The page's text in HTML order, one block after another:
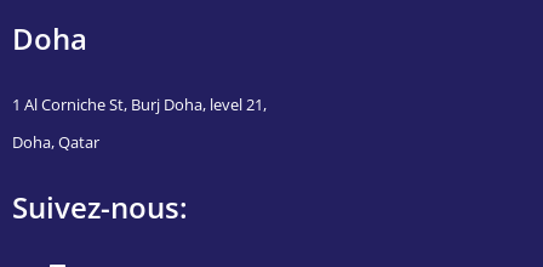
Doha
1 Al Corniche St, Burj Doha, level 21,
Doha, Qatar
Suivez-nous: